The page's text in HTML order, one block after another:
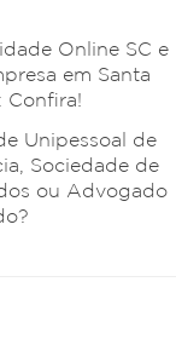
Online SC e
em Santa
Confira!
Unipessoal de
Sociedade de
ou Advogado